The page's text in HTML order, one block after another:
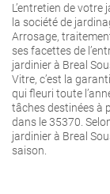
L’entretien de
la société de
Arrosage,
ses facettes de
jardinier à Breal
Vitre, c’est la
qui fleuri toute
tâches destinées à
dans le 35370.
jardinier à Breal
saison.